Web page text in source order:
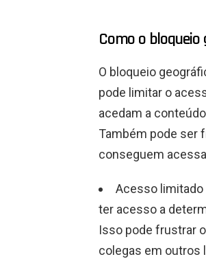
Como o
O bloqueio
pode limitar o
acedam a
Também pode ser
conseguem
Acesso limitado
ter acesso a
Isso pode frustrar
colegas em outros